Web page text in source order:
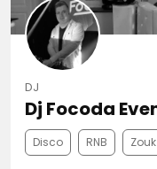
DJ
Dj Focoda
Disco RNB Zouk